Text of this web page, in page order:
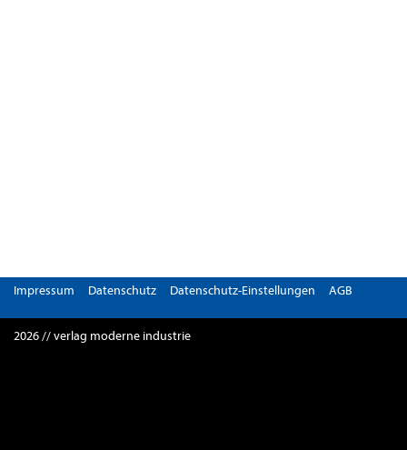
Impressum Datenschutz Datenschutz-Einstellungen AGB
2026 // verlag moderne industrie